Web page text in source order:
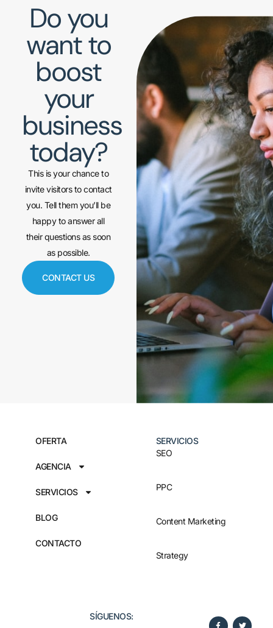
Do you
want to
boost
your
business
today?
This is your chance to
invite visitors to contact
you. Tell them you’ll be
happy to answer all
their questions as soon
as possible.
CONTACT US
OFERTA
AGENCIA
SERVICIOS
BLOG
CONTACTO
SERVICIOS
SEO
PPC
Content Marketing
Strategy
SÍGUENOS:​